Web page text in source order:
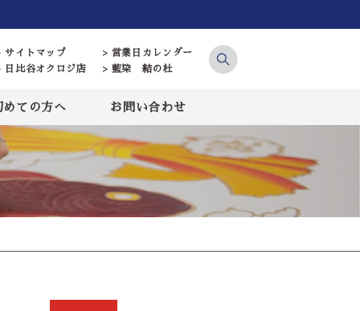
サイトマップ
> 営業日カレンダー
日比谷オクロジ店
> 藍染 結の杜
めての方へ お問い合わせ